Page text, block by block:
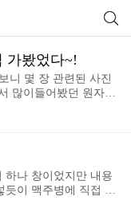
가봤었다~!
니 몇 장 관련된 사진
많이들어봤던 원자력
송을 통해서 다큐멘터
자력발전호 폭발...
니 어느 순간 쏴~악
지금도 일본이 좋지는
화에 도움이 되지 않았
국, 중동-이스라엘, 유
하나 창이었지만 내용
듯이 맥주병에 직접 만
목청 망고스틴이나